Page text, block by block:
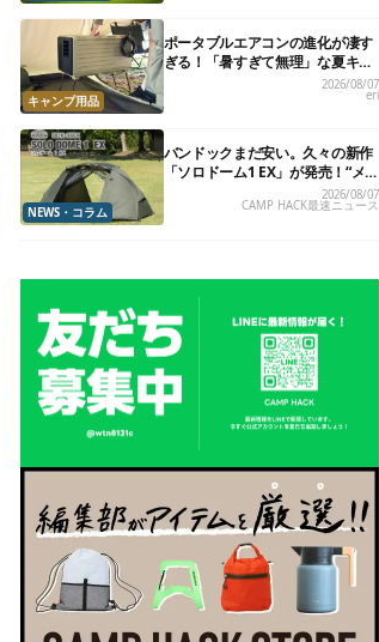
キャンプ用品
ポータブルエアコンの進化が凄す
ぎる！「暑すぎて無理」な夏キャ
ンプを激変させる最新5選2026/08/07
eri
NEWS・コラム
バンドックまだ安い。久々の新作
「ソロドーム1 EX」が発売！“メ
ッシュインナー”だけでも使える
よ【防災も◎】
2026/08/07
CAMP HACK最速ニュース